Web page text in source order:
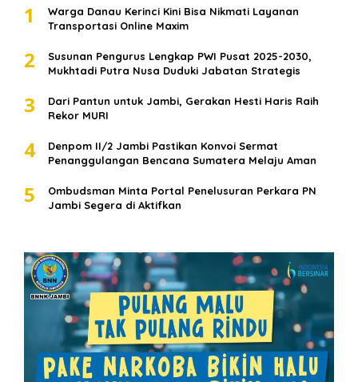
1
Warga Danau Kerinci Kini Bisa Nikmati Layanan
Transportasi Online Maxim
2
Susunan Pengurus Lengkap PWI Pusat 2025-2030,
Mukhtadi Putra Nusa Duduki Jabatan Strategis
3
Dari Pantun untuk Jambi, Gerakan Hesti Haris Raih
Rekor MURI
4
Denpom II/2 Jambi Pastikan Konvoi Sermat
Penanggulangan Bencana Sumatera Melaju Aman
5
Ombudsman Minta Portal Penelusuran Perkara PN
Jambi Segera di Aktifkan